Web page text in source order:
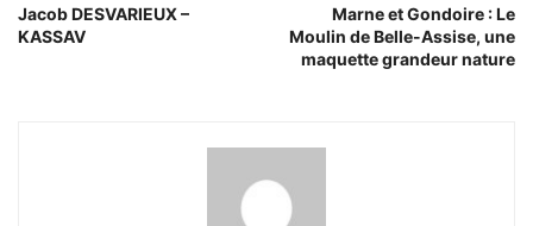
Jacob DESVARIEUX –
KASSAV
Marne et Gondoire : Le
Moulin de Belle-Assise, une
maquette grandeur nature